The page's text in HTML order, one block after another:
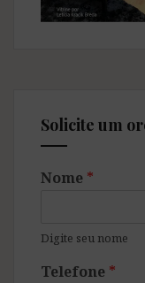
Solicite um
Nome *
Digite seu nome
Telefone *